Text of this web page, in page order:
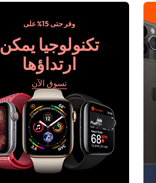
وفر حتى 15% على
تكنولوجيا يمكن
ارتداؤها
تسوق الآن